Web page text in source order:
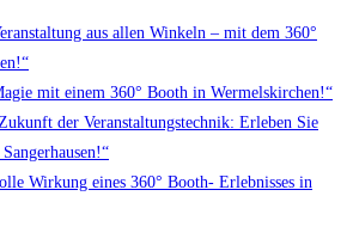
aus allen Winkeln – mit dem 360°
mit einem 360° Booth in Wermelskirchen!“
der Veranstaltungstechnik: Erleben Sie
Wirkung eines 360° Booth- Erlebnisses in